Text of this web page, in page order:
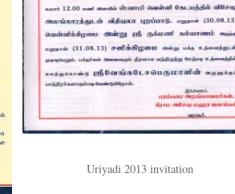
Uriyadi 2013 invitation